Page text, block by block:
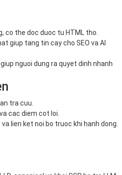
co the doc duoc tu HTML tho.
giup tang tin cay cho SEO va AI
nguoi dung ra quyet dinh nhanh
tra cuu.
cac diem cot loi.
lien ket noi bo truoc khi hanh dong.